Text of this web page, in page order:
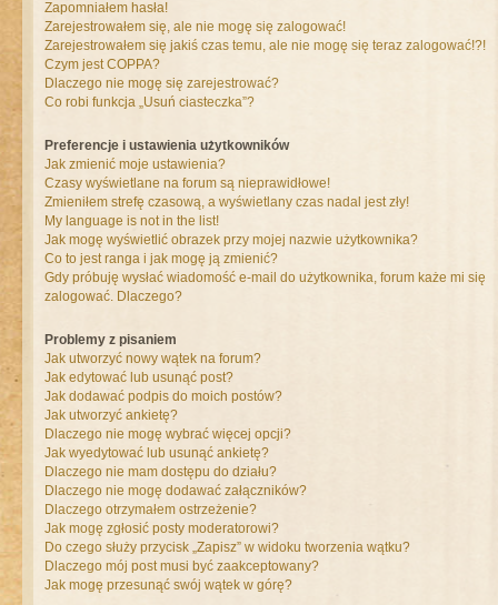
Zapomniałem hasła!
Zarejestrowałem się, ale nie mogę się zalogować!
Zarejestrowałem się jakiś czas temu, ale nie mogę się teraz zalogować!?!
Czym jest COPPA?
Dlaczego nie mogę się zarejestrować?
Co robi funkcja „Usuń ciasteczka”?
Preferencje i ustawienia użytkowników
Jak zmienić moje ustawienia?
Czasy wyświetlane na forum są nieprawidłowe!
Zmieniłem strefę czasową, a wyświetlany czas nadal jest zły!
My language is not in the list!
Jak mogę wyświetlić obrazek przy mojej nazwie użytkownika?
Co to jest ranga i jak mogę ją zmienić?
Gdy próbuję wysłać wiadomość e-mail do użytkownika, forum każe mi się
zalogować. Dlaczego?
Problemy z pisaniem
Jak utworzyć nowy wątek na forum?
Jak edytować lub usunąć post?
Jak dodawać podpis do moich postów?
Jak utworzyć ankietę?
Dlaczego nie mogę wybrać więcej opcji?
Jak wyedytować lub usunąć ankietę?
Dlaczego nie mam dostępu do działu?
Dlaczego nie mogę dodawać załączników?
Dlaczego otrzymałem ostrzeżenie?
Jak mogę zgłosić posty moderatorowi?
Do czego służy przycisk „Zapisz” w widoku tworzenia wątku?
Dlaczego mój post musi być zaakceptowany?
Jak mogę przesunąć swój wątek w górę?